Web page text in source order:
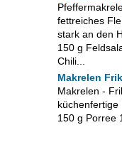
fettreiches
stark an den
150 g
Chili...
Makrelen
Makrelen -
150 g Porree